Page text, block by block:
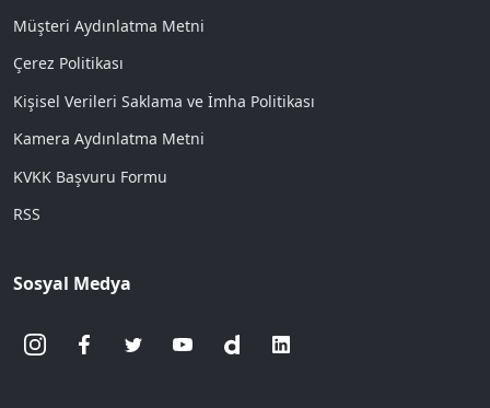
Müşteri Aydınlatma Metni
Çerez Politikası
Kişisel Verileri Saklama ve İmha Politikası
Kamera Aydınlatma Metni
KVKK Başvuru Formu
RSS
Sosyal Medya